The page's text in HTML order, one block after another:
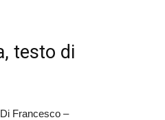
testo di
Francesco –